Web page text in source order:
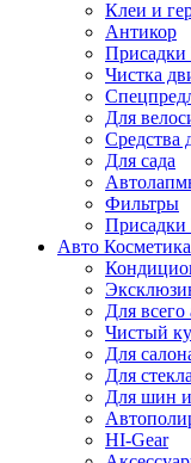
Клеи и
Антикор
Присадки
Чистка
Для
Средства
Для сада
Фильтры
Авто Косметика
Для
Чистый
Для
Для стекла
Для шин
HI-Gear